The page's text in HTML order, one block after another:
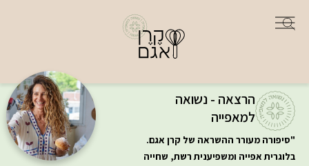
הרצאה - נשואה
למאפייה
"סיפורה מעורר ההשראה של קרן אגם.
בלוגרית אפייה ומשפיענית רשת, שחייה